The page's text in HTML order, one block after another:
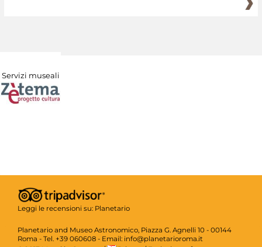
Servizi museali
Leggi le recensioni su: Planetario
Planetario and Museo Astronomico, Piazza G. Agnelli 10 - 00144
Roma - Tel. +39 060608 - Email: info@planetarioroma.it